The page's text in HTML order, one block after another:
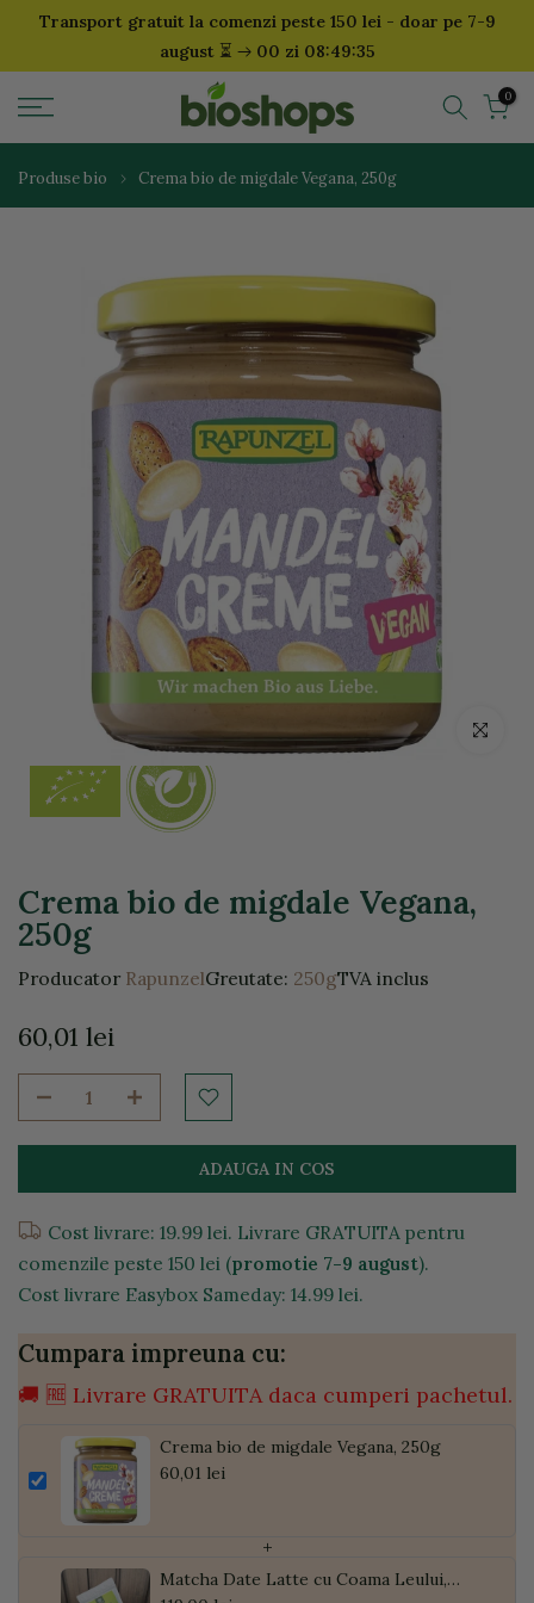
SariTransport gratuit la comenzi peste 150 lei - doar pe 7-9
august ⏳ 00 zi 08:49:35
0
Produse bio Crema bio de migdale Vegana, 250g
Click
Crema bio de migdale Vegana,
250g
Producator RapunzelGreutate: 250gTVA inclus
60,01 lei
ADAUGA IN COS
Cost livrare: 19.99 lei. Livrare GRATUITA pentru
comenzile peste 150 lei (promotie 7-9 august).
Cost livrare Easybox Sameday: 14.99 lei.
Cumpara impreuna cu:
🚚 🆓 Livrare GRATUITA daca cumperi pachetul.
Crema bio de migdale Vegana, 250g
60,01 lei
+
Matcha Date Latte cu Coama Leului,